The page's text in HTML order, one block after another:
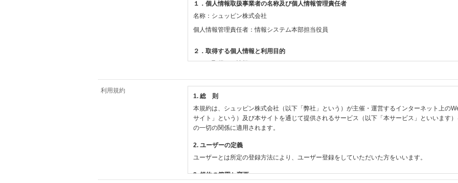
１．個人情報取扱事業者の名称及び個人情報管理責任者
名称：シュッピン株式会社
個人情報管理責任者：情報システム本部担当役員
２．取得する個人情報と利用目的
（１）取得する情報
・必須登録：氏名、生年月日、性別、住所、電話番号、メールアドレス、パスワード
・任意登録：ニックネーム、プロフィール画像、希望するメールマガジンの種類
【当社サービスをご利用時に当社が取得またはご提供いただく情報】
・お支払いやお振込みに関わる情報（クレジットカード・銀行口座・電子マネー等の決済時に
・法律上の要請等により、本人確認を行うための本人確認書類（運転免許証、健康保険証、住
・EVERYBODY×PHOTOGRAPHER.comのご利用に伴いご登録いただいた、広範囲設定をご
撮影機材や機材の設定等に関する情報、および画像データとその画像データに含まれる情報
・当社ウェブサイト・サービス内のクッキー情報
利用規約
1. 総 則
本規約は、シュッピン株式会社（以下「弊社」という）が主催・運営するインターネット上の
サイト」という）及び本サイトを通じて提供されるサービス（以下「本サービス」といいます
の一切の関係に適用されます。
2. ユーザーの定義
ユーザーとは所定の登録方法により、ユーザー登録をしていただいた方をいいます。
3. 規約の範囲と変更